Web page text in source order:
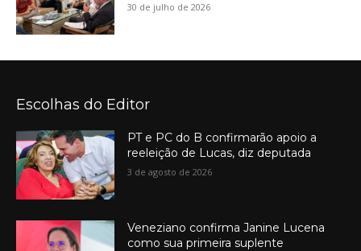
30 de julho de 2026
Escolhas do Editor
PT e PC do B confirmarão apoio a
reeleição de Lucas, diz deputada
3 de agosto de 2026
Veneziano confirma Janine Lucena
como sua primeira suplente